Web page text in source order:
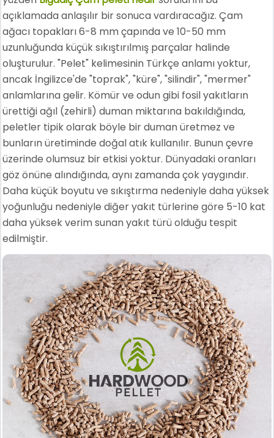
açıklamada anlaşılır bir sonuca vardıracağız. Çam
ağacı topakları 6-8 mm çapında ve 10-50 mm
uzunluğunda küçük sıkıştırılmış parçalar halinde
oluşturulur. "Pelet" kelimesinin Türkçe anlamı yoktur,
ancak İngilizce'de "toprak", "küre", "silindir", "mermer"
anlamlarına gelir. Kömür ve odun gibi fosil yakıtların
ürettiği ağıl (zehirli) duman miktarına bakıldığında,
peletler tipik olarak böyle bir duman üretmez ve
bunların üretiminde doğal atık kullanılır. Bunun çevre
üzerinde olumsuz bir etkisi yoktur. Dünyadaki oranları
göz önüne alındığında, aynı zamanda çok yaygındır.
Daha küçük boyutu ve sıkıştırma nedeniyle daha yüksek
yoğunluğu nedeniyle diğer yakıt türlerine göre 5-10 kat
daha yüksek verim sunan yakıt türü olduğu tespit
edilmiştir.